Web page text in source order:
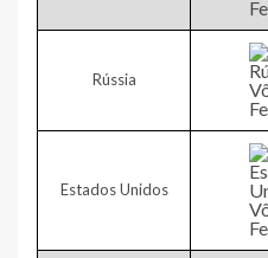
Rússia
Estados Unidos